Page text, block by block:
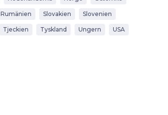
Rumänien Slovakien Slovenien
Tjeckien Tyskland Ungern USA